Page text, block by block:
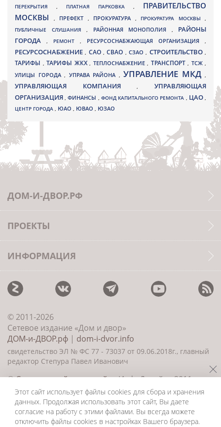
ПЕРЕКРЫТИЯ , ПЛАТНАЯ ПАРКОВКА , ПРАВИТЕЛЬСТВО
МОСКВЫ
, ПРЕФЕКТ , ПРОКУРАТУРА , ПРОКУРАТУРА МОСКВЫ ,
ПУБЛИЧНЫЕ СЛУШАНИЯ , РАЙОННАЯ МОНОПОЛИЯ , РАЙОНЫ
ГОРОДА
, РЕМОНТ , РЕСУРСОСНАБЖАЮЩАЯ ОРГАНИЗАЦИЯ ,
РЕСУРСОСНАБЖЕНИЕ, САО,СВАО ,СЗАО, СТРОИТЕЛЬСТВО,
ТАРИФЫ , ТАРИФЫ ЖКХ , ТЕПЛОСНАБЖЕНИЕ , ТРАНСПОРТ , ТСЖ ,
УЛИЦЫ ГОРОДА , УПРАВА РАЙОНА , УПРАВЛЕНИЕ МКД ,
УПРАВЛЯЮЩАЯ КОМПАНИЯ,УПРАВЛЯЮЩАЯ
ОРГАНИЗАЦИЯ,ФИНАНСЫ , ФОНД КАПИТАЛЬНОГО РЕМОНТА , ЦАО,
ЦЕНТР ГОРОДА , ЮАО , ЮВАО , ЮЗАО
ДОМ-И-ДВОР.РФ
ПРОЕКТЫ
ИНФОРМАЦИЯ
© 2011-2026
Сетевое издание «Дом и двор»
ДОМ-и-ДВОР.рф | dom-i-dvor.info
свидетельство ЭЛ № ФС 77 - 73037 от 09.06.2018г., главный
редактор Степура Павел Иванович
©Создание сайта и дизайн«ИнфоДизайн» 2011—
2026
Этот сайт использует файлы cookies для сбора и хранения
данных. Продолжая использовать этот сайт, Вы даете
согласие на работу с этими файлами. Вы всегда можете
отключить файлы cookies в настройках Вашего браузера.